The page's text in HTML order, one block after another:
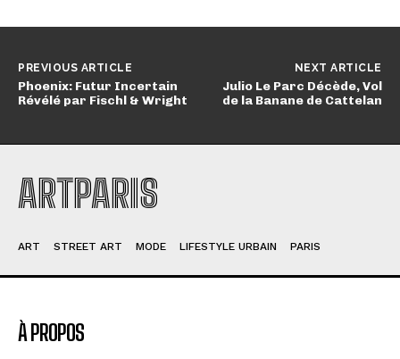
PREVIOUS ARTICLE
Phoenix: Futur Incertain
Révélé par Fischl & Wright
NEXT ARTICLE
Julio Le Parc Décède, Vol
de la Banane de Cattelan
ARTPARIS
ART STREET ART MODE LIFESTYLE URBAIN PARIS
À PROPOS